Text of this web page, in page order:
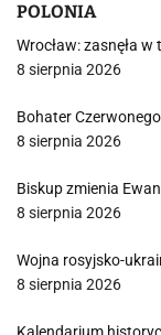
POLONIA
Wrocław: zasnęła
8 sierpnia 2026
Bohater
8 sierpnia 2026
Biskup zmienia
8 sierpnia 2026
Wojna rosyjsko-
8 sierpnia 2026